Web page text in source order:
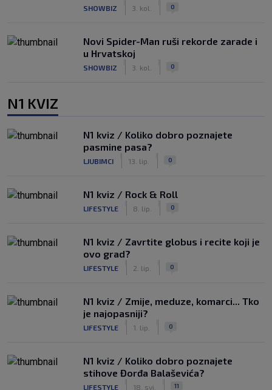
SHOWBIZ 3. kol. 0
Novi Spider-Man ruši rekorde zarade i
u Hrvatskoj
SHOWBIZ 3. kol. 0
N1 KVIZ
N1 kviz / Koliko dobro poznajete
pasmine pasa?
LJUBIMCI 13. lip. 0
N1 kviz / Rock & Roll
LIFESTYLE 8. lip. 0
N1 kviz / Zavrtite globus i recite koji je
ovo grad?
LIFESTYLE 2. lip. 0
N1 kviz / Zmije, meduze, komarci... Tko
je najopasniji?
LIFESTYLE 1. lip. 0
N1 kviz / Koliko dobro poznajete
stihove Đorđa Balaševića?
LIFESTYLE 18. svi. 11